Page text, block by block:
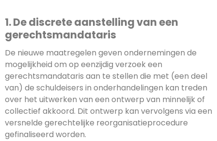
1. De discrete aanstelling van een
gerechtsmandataris
De nieuwe maatregelen geven ondernemingen de
mogelijkheid om op eenzijdig verzoek een
gerechtsmandataris aan te stellen die met (een deel
van) de schuldeisers in onderhandelingen kan treden
over het uitwerken van een ontwerp van minnelijk of
collectief akkoord. Dit ontwerp kan vervolgens via een
versnelde gerechtelijke reorganisatieprocedure
gefinaliseerd worden.